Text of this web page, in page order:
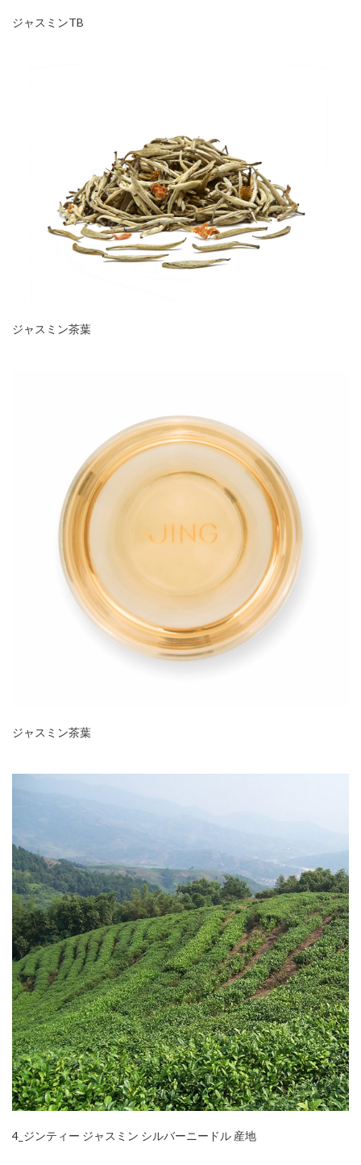
ジャスミンTB
ジャスミン茶葉
ジャスミン茶葉
4_ジンティー ジャスミン シルバーニードル 産地